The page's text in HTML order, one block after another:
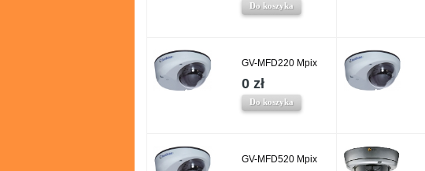
Do koszyka
GV-MFD220 Mpix
0 zł
Do koszyka
GV-MFD520 Mpix